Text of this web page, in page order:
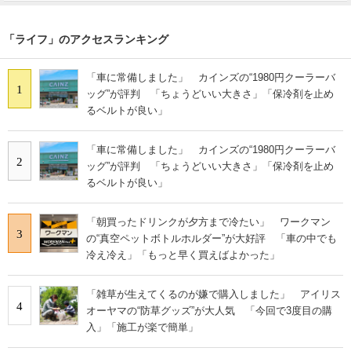
「ライフ」のアクセスランキング
1
「車に常備しました」 カインズの“1980円クーラーバ
ッグ”が評判 「ちょうどいい大きさ」「保冷剤を止め
るベルトが良い」
2
「車に常備しました」 カインズの“1980円クーラーバ
ッグ”が評判 「ちょうどいい大きさ」「保冷剤を止め
るベルトが良い」
3
「朝買ったドリンクが夕方まで冷たい」 ワークマン
の“真空ペットボトルホルダー”が大好評 「車の中でも
冷え冷え」「もっと早く買えばよかった」
4
「雑草が生えてくるのが嫌で購入しました」 アイリス
オーヤマの“防草グッズ”が大人気 「今回で3度目の購
入」「施工が楽で簡単」